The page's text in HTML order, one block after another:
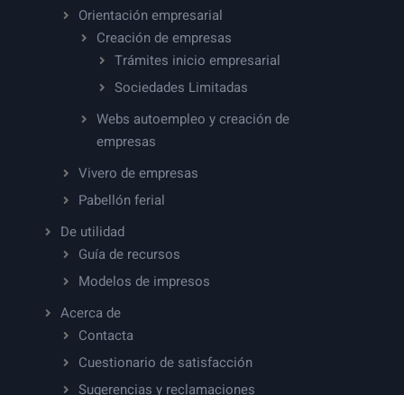
Orientación empresarial
Creación de empresas
Trámites inicio empresarial
Sociedades Limitadas
Webs autoempleo y creación de
empresas
Vivero de empresas
Pabellón ferial
De utilidad
Guía de recursos
Modelos de impresos
Acerca de
Contacta
Cuestionario de satisfacción
Sugerencias y reclamaciones